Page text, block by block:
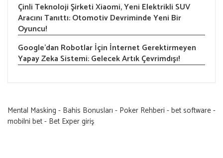
Çinli Teknoloji Şirketi Xiaomi, Yeni Elektrikli SUV
Aracını Tanıttı: Otomotiv Devriminde Yeni Bir
Oyuncu!
Google’dan Robotlar İçin İnternet Gerektirmeyen
Yapay Zeka Sistemi: Gelecek Artık Çevrimdışı!
Mental Masking - Bahis Bonusları - Poker Rehberi -bet software-
mobilni bet- Bet Exper giriş